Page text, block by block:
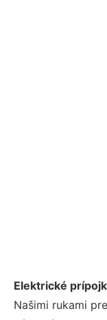
Elektrické
Našimi rukami